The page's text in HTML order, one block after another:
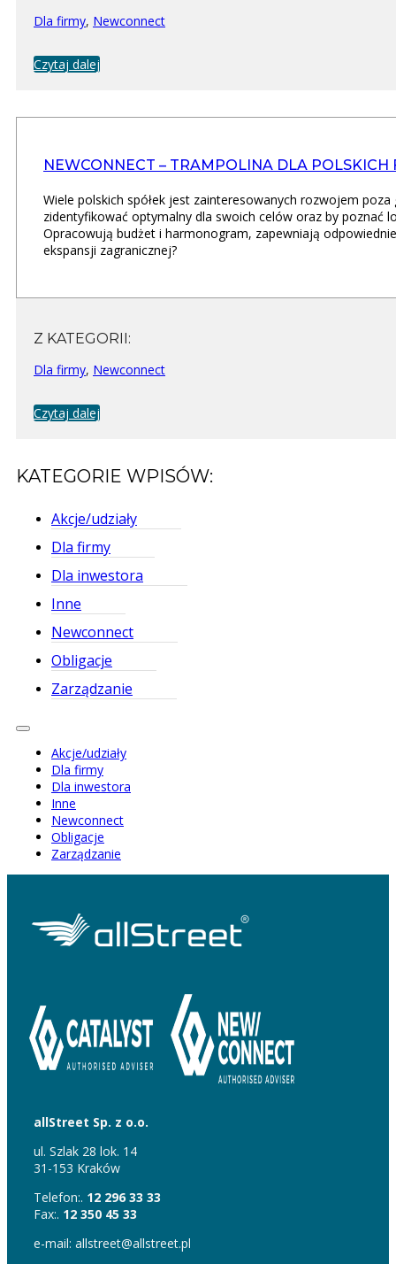
Dla firmy, Newconnect
Czytaj dalej
NEWCONNECT – TRAMPOLINA DLA POLSKICH
Wiele polskich spółek jest zainteresowanych rozwojem
zidentyfikować optymalny dla swoich celów oraz by poznać
Opracowują budżet i harmonogram, zapewniają
ekspansji zagranicznej?
Z KATEGORII:
Dla firmy, Newconnect
Czytaj dalej
KATEGORIE WPISÓW:
Akcje/udziały
Dla firmy
Dla inwestora
Inne
Newconnect
Obligacje
Zarządzanie
Akcje/udziały
Dla firmy
Dla inwestora
Inne
Newconnect
Obligacje
Zarządzanie
allStreet Sp. z o.o.
ul. Szlak 28 lok. 14
31-153 Kraków
Telefon:. 12 296 33 33
Fax:. 12 350 45 33
e-mail: allstreet@allstreet.pl